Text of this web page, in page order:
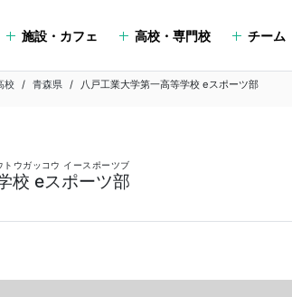
施設・カフェ 高校・専門校 チーム
校 青森県 八戸工業大学第一高等学校 eスポーツ部
校 eスポーツ部
ウガッコウ イースポーツブ